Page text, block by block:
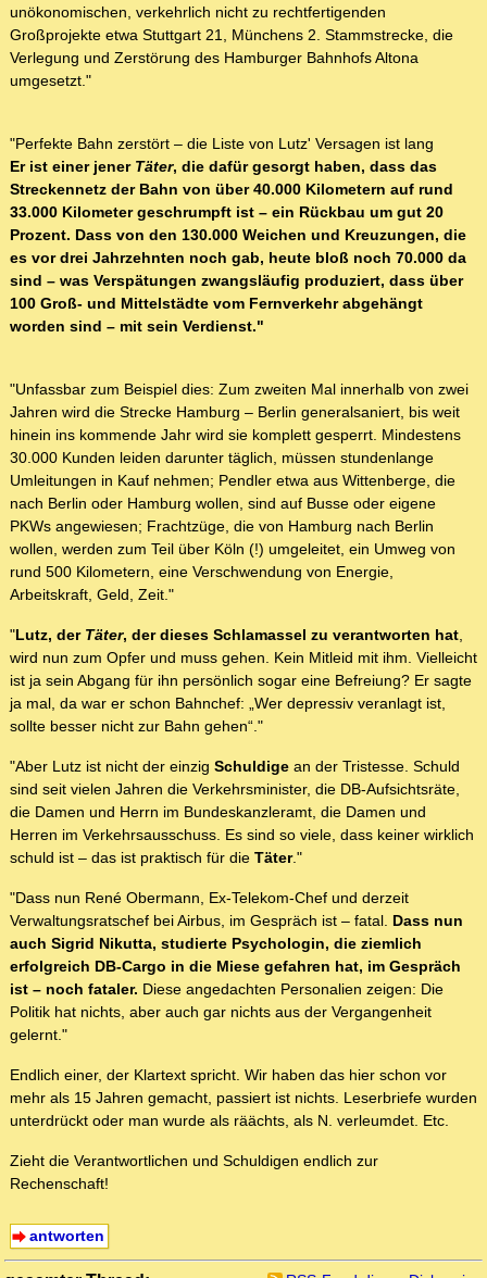
unökonomischen, verkehrlich nicht zu rechtfertigenden
Großprojekte etwa Stuttgart 21, Münchens 2. Stammstrecke, die
Verlegung und Zerstörung des Hamburger Bahnhofs Altona
umgesetzt."
"Perfekte Bahn zerstört – die Liste von Lutz' Versagen ist lang
Er ist einer jener Täter, die dafür gesorgt haben, dass das
Streckennetz der Bahn von über 40.000 Kilometern auf rund
33.000 Kilometer geschrumpft ist – ein Rückbau um gut 20
Prozent. Dass von den 130.000 Weichen und Kreuzungen, die
es vor drei Jahrzehnten noch gab, heute bloß noch 70.000 da
sind – was Verspätungen zwangsläufig produziert, dass über
100 Groß- und Mittelstädte vom Fernverkehr abgehängt
worden sind – mit sein Verdienst."
"Unfassbar zum Beispiel dies: Zum zweiten Mal innerhalb von zwei
Jahren wird die Strecke Hamburg – Berlin generalsaniert, bis weit
hinein ins kommende Jahr wird sie komplett gesperrt. Mindestens
30.000 Kunden leiden darunter täglich, müssen stundenlange
Umleitungen in Kauf nehmen; Pendler etwa aus Wittenberge, die
nach Berlin oder Hamburg wollen, sind auf Busse oder eigene
PKWs angewiesen; Frachtzüge, die von Hamburg nach Berlin
wollen, werden zum Teil über Köln (!) umgeleitet, ein Umweg von
rund 500 Kilometern, eine Verschwendung von Energie,
Arbeitskraft, Geld, Zeit."
"Lutz, der Täter, der dieses Schlamassel zu verantworten hat,
wird nun zum Opfer und muss gehen. Kein Mitleid mit ihm. Vielleicht
ist ja sein Abgang für ihn persönlich sogar eine Befreiung? Er sagte
ja mal, da war er schon Bahnchef: „Wer depressiv veranlagt ist,
sollte besser nicht zur Bahn gehen“."
"Aber Lutz ist nicht der einzig Schuldige an der Tristesse. Schuld
sind seit vielen Jahren die Verkehrsminister, die DB-Aufsichtsräte,
die Damen und Herrn im Bundeskanzleramt, die Damen und
Herren im Verkehrsausschuss. Es sind so viele, dass keiner wirklich
schuld ist – das ist praktisch für die Täter."
"Dass nun René Obermann, Ex-Telekom-Chef und derzeit
Verwaltungsratschef bei Airbus, im Gespräch ist – fatal. Dass nun
auch Sigrid Nikutta, studierte Psychologin, die ziemlich
erfolgreich DB-Cargo in die Miese gefahren hat, im Gespräch
ist – noch fataler. Diese angedachten Personalien zeigen: Die
Politik hat nichts, aber auch gar nichts aus der Vergangenheit
gelernt."
Endlich einer, der Klartext spricht. Wir haben das hier schon vor
mehr als 15 Jahren gemacht, passiert ist nichts. Leserbriefe wurden
unterdrückt oder man wurde als räächts, als N. verleumdet. Etc.
Zieht die Verantwortlichen und Schuldigen endlich zur
Rechenschaft!
antworten